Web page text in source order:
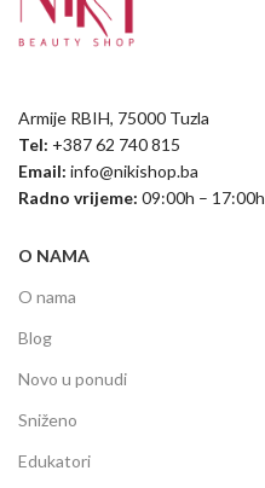
Armije RBIH, 75000 Tuzla
Tel: +387 62 740 815
Email: info@nikishop.ba
Radno vrijeme: 09:00h – 17:00h
O NAMA
O nama
Blog
Novo u ponudi
Sniženo
Edukatori